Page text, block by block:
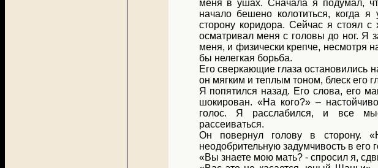
меня в ушах. Сначала я подумал,
начало бешено колотиться, когда
сторону коридора. Сейчас я стоял
осматривал меня с головы до ног. Я
меня, и физически крепче, несмотря
бы нелегкая борьба.
Его сверкающие глаза остановились
он мягким и теплым тоном, блеск его
Я попятился назад. Его слова, его
шокирован. «На кого?» –
голос. Я расслабился, и все
рассеиваться.
Он повернул голову в
неодобрительную задумчивость в его
«Вы знаете мою мать? - спросил я,